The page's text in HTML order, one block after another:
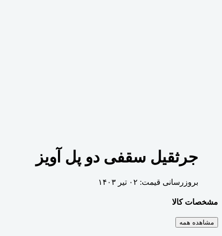
جرثقیل سقفی دو پل آویز
بروزرسانی قیمت: ۰۲ تیر ۱۴۰۳
مشخصات کالا
مشاهده همه